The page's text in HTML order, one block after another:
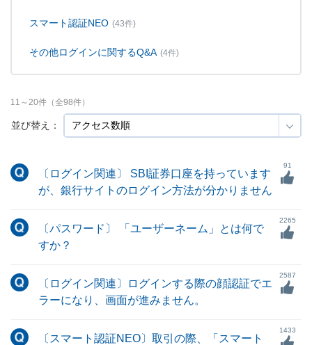
スマート認証NEO (43件)
その他ログインに関するQ&A (4件)
並び替え：
11 ～20件（全98件）
〔ログイン関連〕 SBI証券口座を持っています
が、銀行サイトのログイン方法が分かりません
91
〔パスワード〕 「ユーザーネーム」とは何で
すか？
2265
〔ログイン関連〕ログインする際の顔認証でエ
ラーになり、画面が進みません。
2587
〔スマート認証NEO〕取引の際、「スマート
1433